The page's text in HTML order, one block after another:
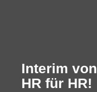
Interim von
HR für HR!